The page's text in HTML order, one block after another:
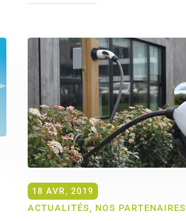
18 AVR, 2019
ACTUALITÉS, NOS PARTENAIRES